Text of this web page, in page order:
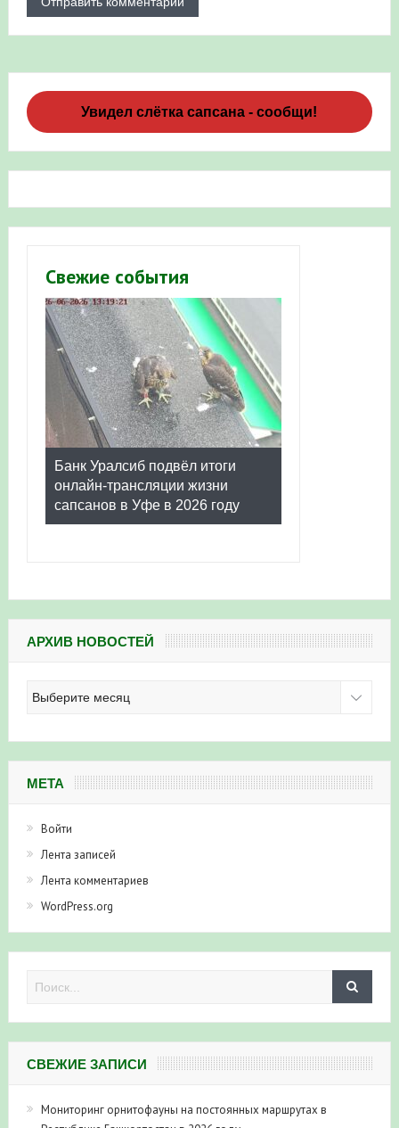
Увидел слётка сапсана - сообщи!
Свежие события
Банк Уралсиб подвёл итоги
онлайн-трансляции жизни
сапсанов в Уфе в 2026 году
АРХИВ НОВОСТЕЙ
новостей
МЕТА
Войти
Лента записей
Лента комментариев
WordPress.org
СВЕЖИЕ ЗАПИСИ
Мониторинг орнитофауны на постоянных маршрутах в